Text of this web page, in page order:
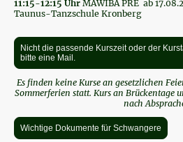
11:15-12:15 Uhr MAWIBA PRE ab
Taunus-Tanzschule Kronberg
Nicht die passende Kurszeit oder der
bitte eine Mail.
Es finden keine Kurse an gesetzlichen
Sommerferien statt. Kurs an Brückentage
nach
Wichtige Dokumente für Schwangere